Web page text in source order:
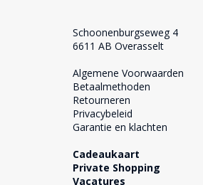
Schoonenburgseweg 4
6611 AB Overasselt
Algemene Voorwaarden
Betaalmethoden
Retourneren
Privacybeleid
Garantie en klachten
Cadeaukaart
Private Shopping
Vacatures